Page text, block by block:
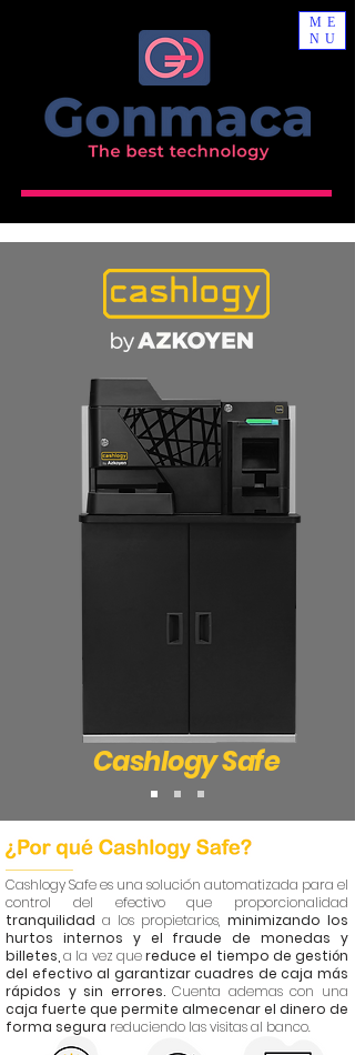
ME
NU
Cashlogy Safe
Cashlogy Safe es una solución automatizada para el
control del efectivo que proporcionalidad
tranquilidad a los propietarios, minimizando los
hurtos internos y el fraude de monedas y
billetes, a la vez quereduce el tiempo de gestión
del efectivo al garantizar cuadres de caja más
rápidos y sin errores.Cuenta ademas con una
caja fuerte que permite almecenar el dinero de
forma segura reduciendo las visitas al banco.